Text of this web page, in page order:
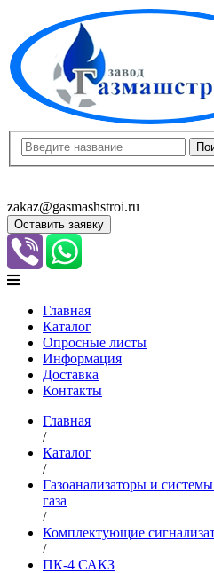
zakaz@gasmashstroi.ru
Оставить заявку
Главная
Каталог
Опросные листы
Информация
Доставка
Контакты
Главная
/
Каталог
/
Газоанализаторы и
газа
/
Комплектующие
/
ПК-4 САКЗ